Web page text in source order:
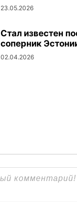
23.05.2026
Стал известен
соперник
02.04.2026